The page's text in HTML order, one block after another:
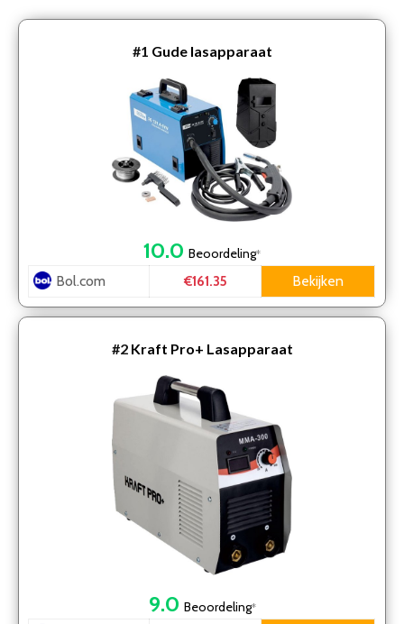
#1 Gude lasapparaat
10.0 Beoordeling*
Bol.com €161.35 Bekijken
#2 Kraft Pro+ Lasapparaat
9.0 Beoordeling*